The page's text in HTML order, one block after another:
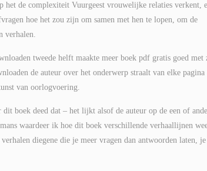
het de complexiteit Vuurgeest vrouwelijke relaties verkent,
hoe het zou zijn om samen met hen te lopen, om de
verhalen.
tweede helft maakte meer boek pdf gratis goed met
de auteur over het onderwerp straalt van elke pagina
van oorlogvoering.
boek deed dat – het lijkt alsof de auteur op de een of
waardeer ik hoe dit boek verschillende verhaallijnen
diegene die je meer vragen dan antwoorden laten, je